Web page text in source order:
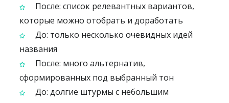
После: список релевантных вариантов,
которые можно отобрать и доработать
До: только несколько очевидных идей
названия
После: много альтернатив,
сформированных под выбранный тон
До: долгие штурмы с небольшим